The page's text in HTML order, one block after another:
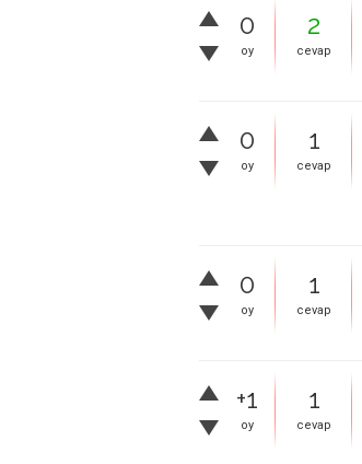
0
oy
2
cevap
0
oy
1
cevap
0
oy
1
cevap
+1
oy
1
cevap